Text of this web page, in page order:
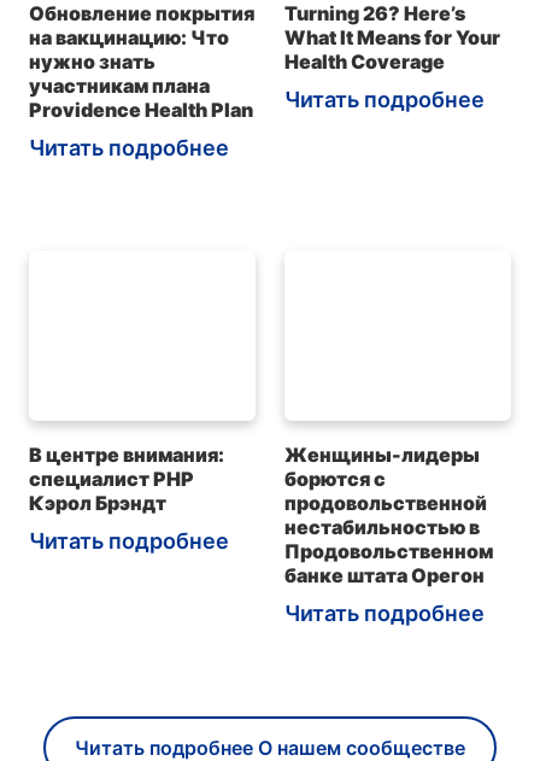
Обновление покрытия
на вакцинацию: Что
нужно знать
участникам плана
Providence Health Plan
Читать подробнее
Turning 26? Here’s
What It Means for Your
Health Coverage
Читать подробнее
В центре внимания:
специалист PHP
Кэрол Брэндт
Читать подробнее
Женщины-лидеры
борются с
продовольственной
нестабильностью в
Продовольственном
банке штата Орегон
Читать подробнее
Читать подробнее О нашем сообществе